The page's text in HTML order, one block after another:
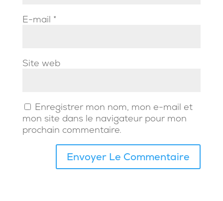
E-mail *
Site web
Enregistrer mon nom, mon e-mail et
mon site dans le navigateur pour mon
prochain commentaire.